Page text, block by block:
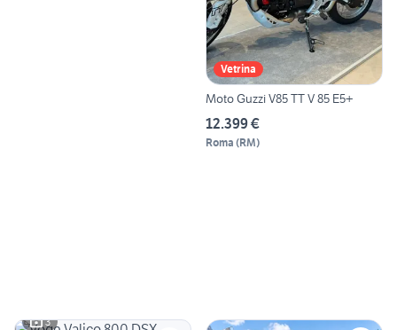
Vetrina
Moto Guzzi V85 TT V 85 E5+
12.399 €
Roma (RM)
3